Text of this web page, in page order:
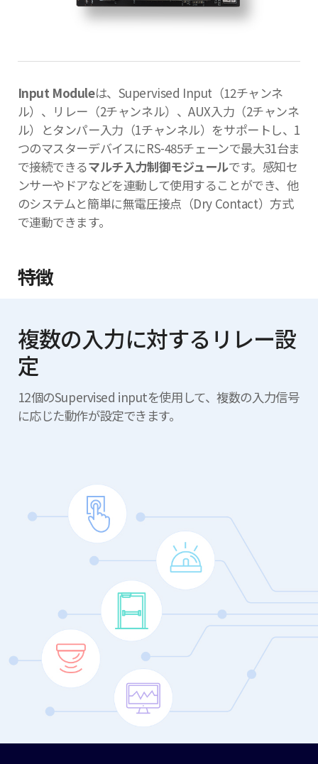
Input Moduleは、Supervised Input（12チャンネ
ル）、リレー（2チャンネル）、AUX入力（2チャンネ
ル）とタンパー入力（1チャンネル）をサポートし、1
つのマスターデバイスにRS-485チェーンで最大31台ま
で接続できるマルチ入力制御モジュールです。感知セ
ンサーやドアなどを連動して使用することができ、他
のシステムと簡単に無電圧接点（Dry Contact）方式
で連動できます。
特徴
複数の入力に対するリレー設
定
12個のSupervised inputを使用して、複数の入力信号
に応じた動作が設定できます。